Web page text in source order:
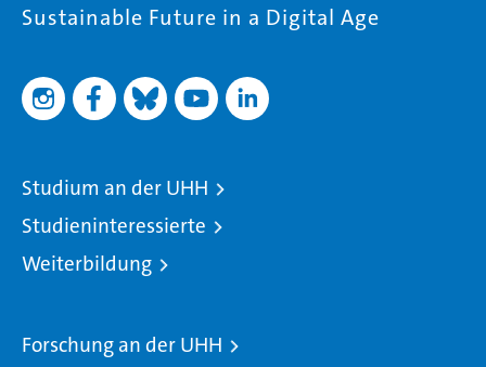
Sustainable Future in a Digital Age
Studium an der UHH
Studieninteressierte
Weiterbildung
Forschung an der UHH